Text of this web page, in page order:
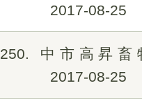
2017-08-25
250
中市高昇
2017-08-25